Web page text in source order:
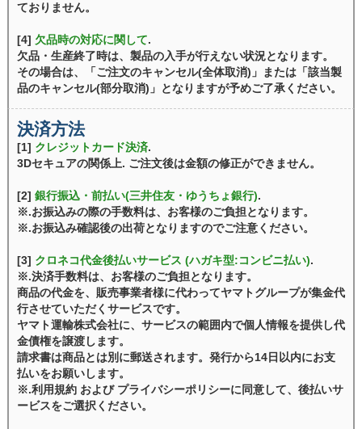
ておりません。
[4] 欠品時の対応に関して.
欠品・生産終了時は、製品の入手が行えない状況となります。
その場合は、「ご注文のキャンセル(全体取消)」または「該当製
品のキャンセル(部分取消)」となりますが予めご了承ください。
決済方法
[1] クレジットカード決済.
3Dセキュアの関係上. ご注文後は金額の修正ができません。
[2] 銀行振込・前払い(三井住友・ゆうちょ銀行).
※.お振込みの際の手数料は、お客様のご負担となります。
※.お振込み確認後の出荷となりますのでご注意ください。
[3] クロネコ代金後払いサービス (ハガキ型:コンビニ払い).
※.決済手数料は、お客様のご負担となります。
商品の代金を、販売事業者様に代わってヤマトグループが集金代
行させていただくサービスです。
ヤマト運輸株式会社に、サービスの範囲内で個人情報を提供し代
金債権を譲渡します。
請求書は商品とは別に郵送されます。発行から14日以内にお支
払いをお願いします。
※.利用規約 および プライバシーポリシーに同意して、後払いサ
ービスをご選択ください。